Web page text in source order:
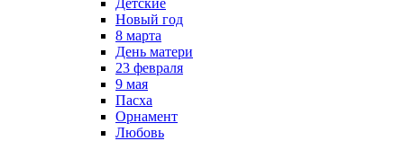
Детские
Новый год
8 марта
День матери
23 февраля
9 мая
Пасха
Орнамент
Любовь